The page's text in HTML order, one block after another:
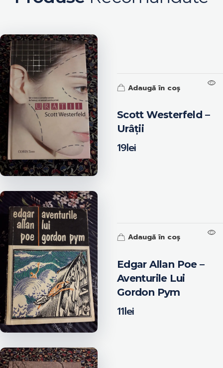
Scott Westerfeld –
Urâții
19lei
Adaugă în coș
Edgar Allan Poe –
Aventurile Lui
Gordon Pym
11lei
Adaugă în coș